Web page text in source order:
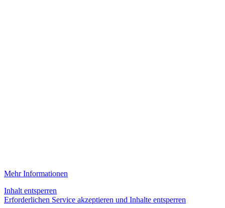
Mehr Informationen
Inhalt entsperren
Erforderlichen Service akzeptieren und Inhalte entsperren